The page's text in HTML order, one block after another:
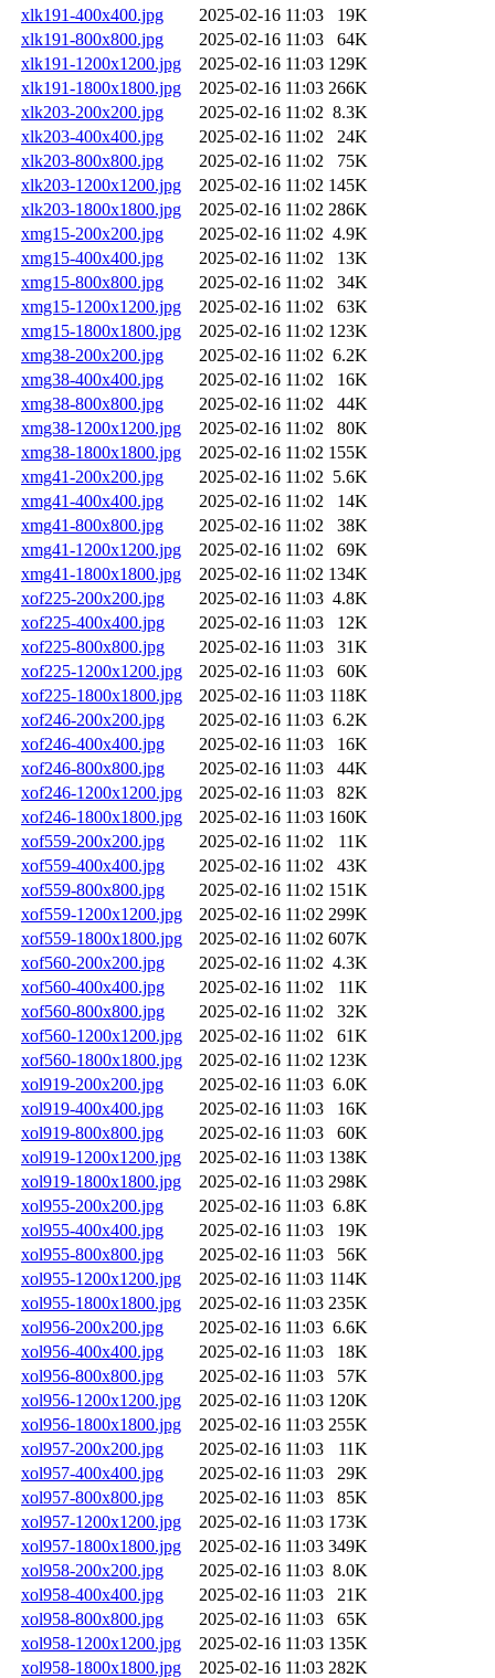
xlk191-400x400.jpg 2025-02-16 11:03
19K
xlk191-800x800.jpg
2025-02-16 11:03
64K
xlk191-1200x1200.jpg
2025-02-16 11:03 129K
xlk191-1800x1800.jpg
2025-02-16 11:03 266K
xlk203-200x200.jpg
2025-02-16 11:02 8.3K
xlk203-400x400.jpg
2025-02-16 11:02
24K
xlk203-800x800.jpg
2025-02-16 11:02
75K
xlk203-1200x1200.jpg
2025-02-16 11:02 145K
xlk203-1800x1800.jpg
2025-02-16 11:02 286K
xmg15-200x200.jpg
2025-02-16 11:02 4.9K
xmg15-400x400.jpg
2025-02-16 11:02
13K
xmg15-800x800.jpg
2025-02-16 11:02
34K
xmg15-1200x1200.jpg
2025-02-16 11:02
63K
xmg15-1800x1800.jpg
2025-02-16 11:02 123K
xmg38-200x200.jpg
2025-02-16 11:02 6.2K
xmg38-400x400.jpg
2025-02-16 11:02
16K
xmg38-800x800.jpg
2025-02-16 11:02
44K
xmg38-1200x1200.jpg
2025-02-16 11:02
80K
xmg38-1800x1800.jpg
2025-02-16 11:02 155K
xmg41-200x200.jpg
2025-02-16 11:02 5.6K
xmg41-400x400.jpg
2025-02-16 11:02
14K
xmg41-800x800.jpg
2025-02-16 11:02
38K
xmg41-1200x1200.jpg
2025-02-16 11:02
69K
xmg41-1800x1800.jpg
2025-02-16 11:02 134K
xof225-200x200.jpg
2025-02-16 11:03 4.8K
xof225-400x400.jpg
2025-02-16 11:03
12K
xof225-800x800.jpg
2025-02-16 11:03
31K
xof225-1200x1200.jpg
2025-02-16 11:03
60K
xof225-1800x1800.jpg
2025-02-16 11:03 118K
xof246-200x200.jpg
2025-02-16 11:03 6.2K
xof246-400x400.jpg
2025-02-16 11:03
16K
xof246-800x800.jpg
2025-02-16 11:03
44K
xof246-1200x1200.jpg
2025-02-16 11:03
82K
xof246-1800x1800.jpg
2025-02-16 11:03 160K
xof559-200x200.jpg
2025-02-16 11:02
11K
xof559-400x400.jpg
2025-02-16 11:02
43K
xof559-800x800.jpg
2025-02-16 11:02 151K
xof559-1200x1200.jpg
2025-02-16 11:02 299K
xof559-1800x1800.jpg
2025-02-16 11:02 607K
xof560-200x200.jpg
2025-02-16 11:02 4.3K
xof560-400x400.jpg
2025-02-16 11:02
11K
xof560-800x800.jpg
2025-02-16 11:02
32K
xof560-1200x1200.jpg
2025-02-16 11:02
61K
xof560-1800x1800.jpg
2025-02-16 11:02 123K
xol919-200x200.jpg
2025-02-16 11:03 6.0K
xol919-400x400.jpg
2025-02-16 11:03
16K
xol919-800x800.jpg
2025-02-16 11:03
60K
xol919-1200x1200.jpg
2025-02-16 11:03 138K
xol919-1800x1800.jpg
2025-02-16 11:03 298K
xol955-200x200.jpg
2025-02-16 11:03 6.8K
xol955-400x400.jpg
2025-02-16 11:03
19K
xol955-800x800.jpg
2025-02-16 11:03
56K
xol955-1200x1200.jpg
2025-02-16 11:03 114K
xol955-1800x1800.jpg
2025-02-16 11:03 235K
xol956-200x200.jpg
2025-02-16 11:03 6.6K
xol956-400x400.jpg
2025-02-16 11:03
18K
xol956-800x800.jpg
2025-02-16 11:03
57K
xol956-1200x1200.jpg
2025-02-16 11:03 120K
xol956-1800x1800.jpg
2025-02-16 11:03 255K
xol957-200x200.jpg
2025-02-16 11:03
11K
xol957-400x400.jpg
2025-02-16 11:03
29K
xol957-800x800.jpg
2025-02-16 11:03
85K
xol957-1200x1200.jpg
2025-02-16 11:03 173K
xol957-1800x1800.jpg
2025-02-16 11:03 349K
xol958-200x200.jpg
2025-02-16 11:03 8.0K
xol958-400x400.jpg
2025-02-16 11:03
21K
xol958-800x800.jpg
2025-02-16 11:03
65K
xol958-1200x1200.jpg
2025-02-16 11:03 135K
xol958-1800x1800.jpg
2025-02-16 11:03 282K